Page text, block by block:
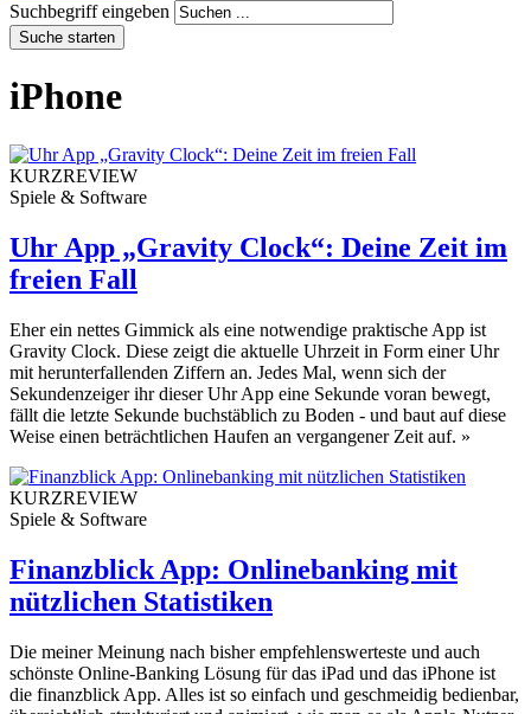
Suchbegriff eingeben
iPhone
KURZREVIEW
Spiele & Software
Uhr App „Gravity Clock“: Deine Zeit im
freien Fall
Eher ein nettes Gimmick als eine notwendige praktische App ist
Gravity Clock. Diese zeigt die aktuelle Uhrzeit in Form einer Uhr
mit herunterfallenden Ziffern an. Jedes Mal, wenn sich der
Sekundenzeiger ihr dieser Uhr App eine Sekunde voran bewegt,
fällt die letzte Sekunde buchstäblich zu Boden - und baut auf diese
Weise einen beträchtlichen Haufen an vergangener Zeit auf. »
KURZREVIEW
Spiele & Software
Finanzblick App: Onlinebanking mit
nützlichen Statistiken
Die meiner Meinung nach bisher empfehlenswerteste und auch
schönste Online-Banking Lösung für das iPad und das iPhone ist
die finanzblick App. Alles ist so einfach und geschmeidig bedienbar,